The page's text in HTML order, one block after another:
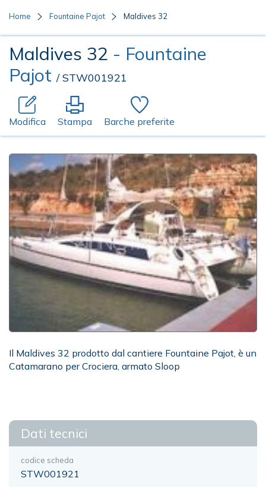
Home Fountaine Pajot Maldives 32
Maldives 32 - Fountaine
Pajot / STW001921
Modifica Stampa Barche preferite
Il Maldives 32 prodotto dal cantiere Fountaine Pajot, è un
Catamarano per Crociera, armato Sloop
Dati tecnici
codice scheda
STW001921